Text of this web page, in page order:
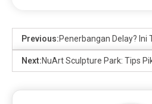
Previous:Penerbangan Delay?
Next:NuArt Sculpture Park: Tips